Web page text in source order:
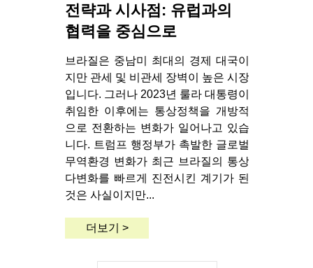
전략과 시사점: 유럽과의
협력을 중심으로
브라질은 중남미 최대의 경제 대국이
지만 관세 및 비관세 장벽이 높은 시장
입니다. 그러나 2023년 룰라 대통령이
취임한 이후에는 통상정책을 개방적
으로 전환하는 변화가 일어나고 있습
니다. 트럼프 행정부가 촉발한 글로벌
무역환경 변화가 최근 브라질의 통상
다변화를 빠르게 진전시킨 계기가 된
것은 사실이지만...
더보기 >